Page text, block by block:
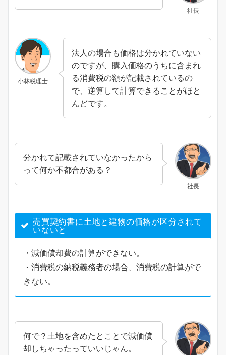
社長
小林税理士
法人の場合も価格は分かれていない
のですが、購入価格のうちに含まれ
る消費税の額が記載されているの
で、逆算して計算できることがほと
んどです。
社長
分かれて記載されていなかったから
って何か不都合がある？
売買契約書に土地と建物の価格が区分されて
いないと
・減価償却費の計算ができない。
・消費税の納税義務者の場合、消費税の計算がで
きない。
何で？土地を含めたとことで減価償
却しちゃったっていいじゃん。